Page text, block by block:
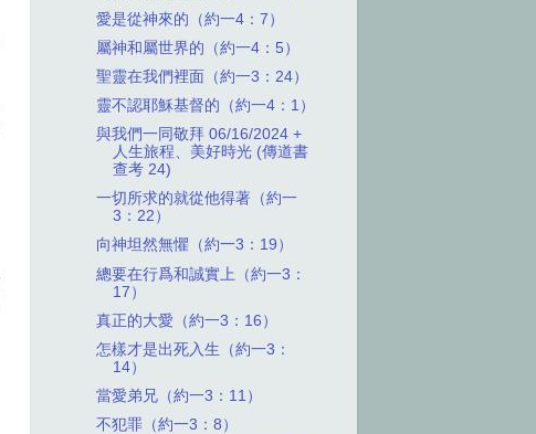
愛是從神來的（約一4：7）
屬神和屬世界的（約一4：5）
聖靈在我們裡面（約一3：24）
靈不認耶穌基督的（約一4：1）
與我們一同敬拜 06/16/2024 +
人生旅程、美好時光 (傳道書
查考 24)
一切所求的就從他得著（約一
3：22）
向神坦然無懼（約一3：19）
總要在行爲和誠實上（約一3：
17）
真正的大愛（約一3：16）
怎樣才是出死入生（約一3：
14）
當愛弟兄（約一3：11）
不犯罪（約一3：8）